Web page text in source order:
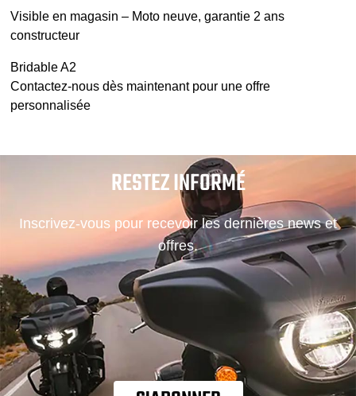
Visible en magasin – Moto neuve, garantie 2 ans
constructeur
Bridable A2
Contactez-nous dès maintenant pour une offre
personnalisée
RESTEZ INFORMÉ
Inscrivez-vous pour recevoir les dernières news et
offres.